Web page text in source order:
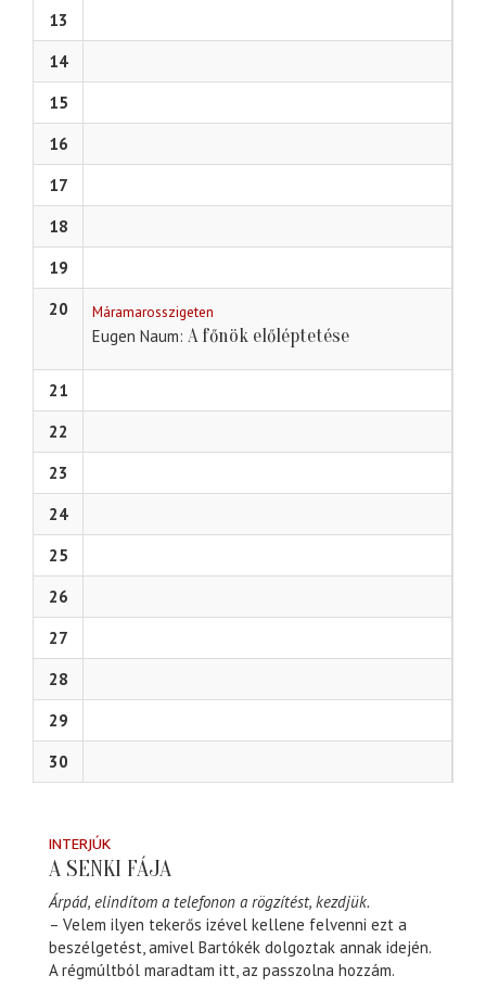
13
14
15
16
17
18
19
20
Máramarosszigeten
Eugen Naum A főnök előléptetése
21
22
23
24
25
26
27
28
29
30
INTERJÚK
A SENKI FÁJA
Árpád, elindítom a telefonon a rögzítést, kezdjük.
– Velem ilyen tekerős izével kellene felvenni ezt a
beszélgetést, amivel Bartókék dolgoztak annak idején.
A régmúltból maradtam itt, az passzolna hozzám.